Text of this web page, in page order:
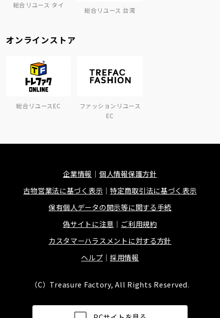
総合リユース タイ
総合リユース 台湾
オンラインストア
総合リユースEC
ファッションリユース
EC
企業情報
個人情報保護方針
古物営業法に基づく表示
特定商取引法に基づく表示
保有個人データの開示等に関する手続
偽サイトに注意
ご利用規約
カスタマーハラスメントに対する方針
ヘルプ
採用情報
（C）Treasure Factory, All Rights Reserved.